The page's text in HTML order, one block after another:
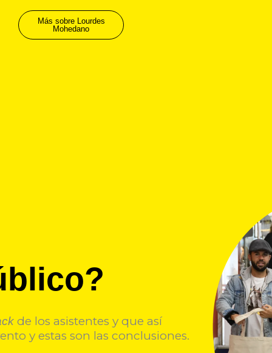
Más sobre Lourdes
Mohedano
de los asistentes y que así
y estas son las conclusiones.